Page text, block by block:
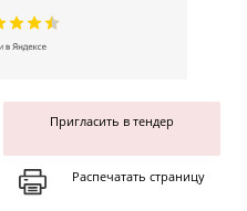
Пригласить в тендер
Распечатать страницу